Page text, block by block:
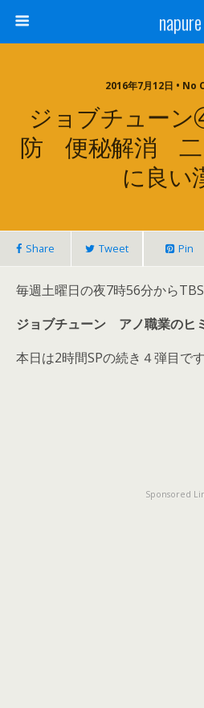
napure
2016年7月12日 •
ジョブチュー
防 便秘解消 二
に良い
Share Tweet Pin
毎週土曜日の夜7時56分から
ジョブチューン アノ職業のヒ
本日は2時間SPの続き４弾目です
Sponsored